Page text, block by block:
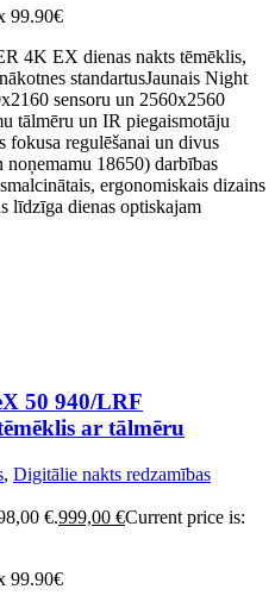
99.90€
4K EX dienas nakts tēmēklis,
standartusJaunais Night
sensoru un 2560x2560
tālmēru un IR piegaismotāju
fokusa regulēšanai un divus
18650) darbības
ergonomiskais dizains
līdzīga dienas optiskajam
50 940/LRF
ar tālmēru
, Digitālie nakts redzamības
€.999,00 €Current price is:
99.90€